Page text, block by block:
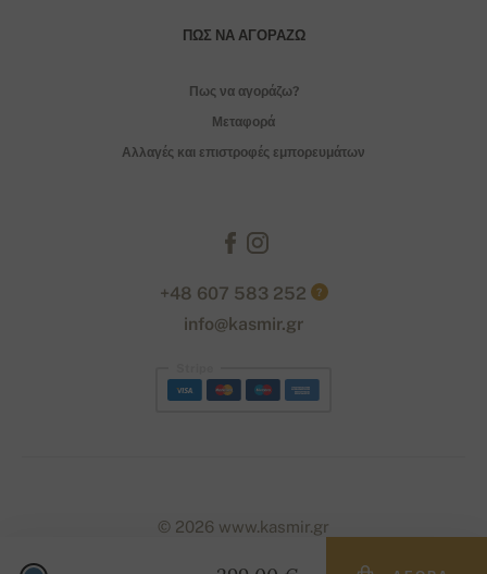
ΠΏΣ ΝΑ ΑΓΟΡΆΖΩ
Πως να αγοράζω?
Μεταφορά
Αλλαγές και επιστροφές εμπορευμάτων
+48 607 583 252 ?
info@kasmir.gr
© 2026 www.kasmir.gr